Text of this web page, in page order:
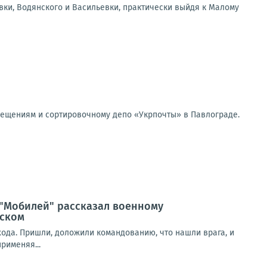
Водянского и Васильевки, практически выйдя к Малому
и сортировочному депо «Укрпочты» в Павлограде.
рассказал военному
Пришли, доложили командованию, что нашли врага, и